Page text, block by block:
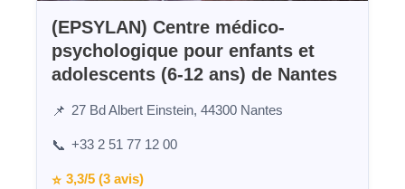
(EPSYLAN) Centre médico-
psychologique pour enfants et
adolescents (6-12 ans) de Nantes
📌 27 Bd Albert Einstein, 44300 Nantes
📞 +33 2 51 77 12 00
⭐ 3,3/5 (3 avis)